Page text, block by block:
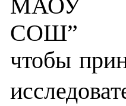
МАОУ
СОШ”
чтобы